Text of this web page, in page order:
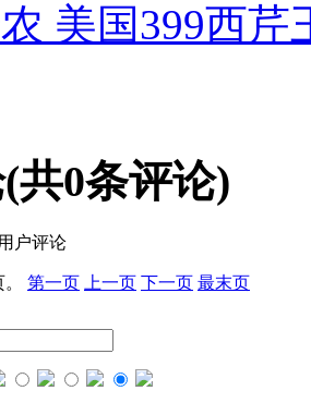
美国399西
(共0条评论)
户评论
第一页 上一页 下一页 最末页